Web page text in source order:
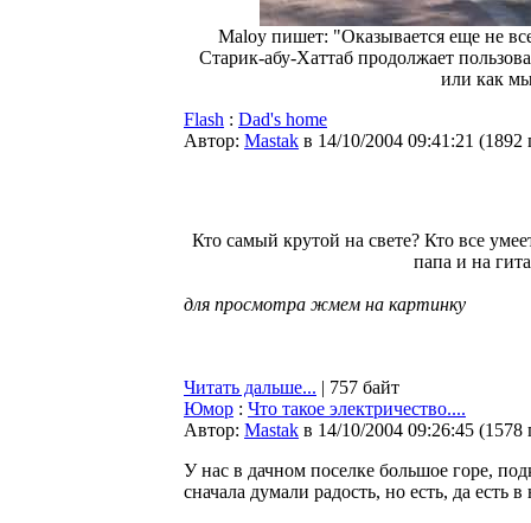
Maloy пишет: "Оказывается еще не
Старик-абу-Хаттаб продолжает
или как
Flash : Dad's home
Автор: Мastak в 14/10/2004 09:41:21 (1892
Кто самый крутой на свете? Кто все
папа и на
для просмотра жмем на картинку
Читать дальше... | 757 байт
Юмор : Что такое электричество....
Автор: Мastak в 14/10/2004 09:26:45 (1578
У нас в дачном поселке большое горе,
сначала думали радость, но есть, да